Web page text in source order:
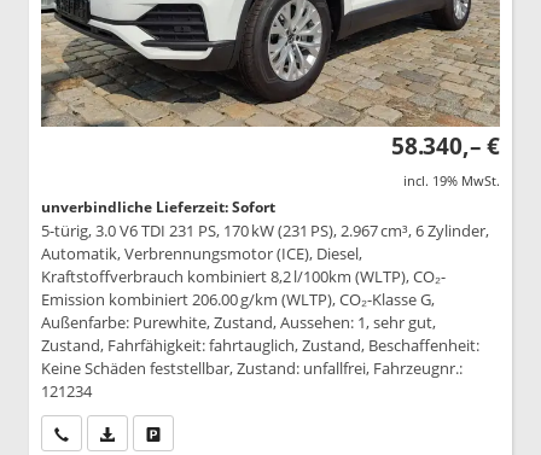
58.340,– €
incl. 19% MwSt.
unverbindliche Lieferzeit: Sofort
5-türig, 3.0 V6 TDI 231 PS, 170 kW (231 PS), 2.967 cm³, 6 Zylinder,
Automatik, Verbrennungsmotor (ICE), Diesel,
Kraftstoffverbrauch kombiniert 8,2 l/100km (WLTP), CO₂-
Emission kombiniert 206.00 g/km (WLTP), CO₂-Klasse G,
Außenfarbe: Purewhite, Zustand, Aussehen: 1, sehr gut,
Zustand, Fahrfähigkeit: fahrtauglich, Zustand, Beschaffenheit:
Keine Schäden feststellbar, Zustand: unfallfrei, Fahrzeugnr.:
121234
Wir rufen Sie anPDF-Datei, Fahrzeugexposé drucken